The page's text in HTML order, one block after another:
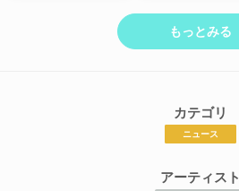
もっとみる
カテゴリ
ニュース
アーティスト